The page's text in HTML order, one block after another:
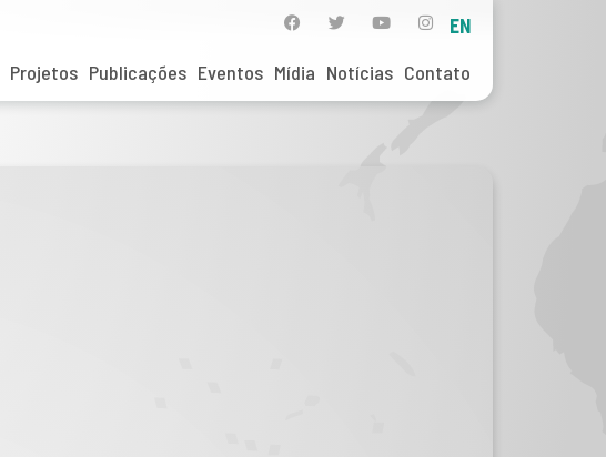
Projetos Publicações Eventos Mídia Notícias Contato
EN